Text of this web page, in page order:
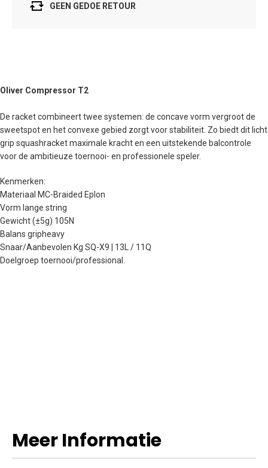
GEEN GEDOE RETOUR
Oliver Compressor T2
De racket combineert twee systemen: de concave vorm vergroot de
sweetspot en het convexe gebied zorgt voor stabiliteit. Zo biedt dit licht
grip squashracket maximale kracht en een uitstekende balcontrole
voor de ambitieuze toernooi- en professionele speler.
Kenmerken:
Materiaal MC-Braided Eplon
Vorm lange string
Gewicht (±5g) 105N
Balans gripheavy
Snaar/Aanbevolen Kg SQ-X9 | 13L / 11Q
Doelgroep toernooi/professional.
Meer Informatie